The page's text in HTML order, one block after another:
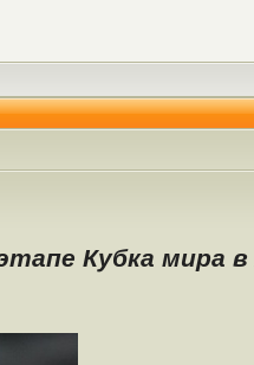
Кубка мира